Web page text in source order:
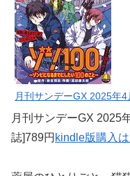
月刊サンデーGX 2025年4
月刊サンデーGX 2025
誌]789円 kindle版購入